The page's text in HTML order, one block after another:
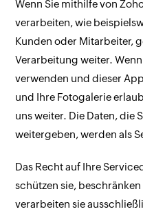
Wenn Sie mithilfe von
verarbeiten, wie
Kunden oder Mitarbeiter,
Verarbeitung weiter.
verwenden und dieser
und Ihre Fotogalerie
uns weiter. Die Daten, die
weitergeben, werden als
Das Recht auf Ihre
schützen sie,
verarbeiten sie